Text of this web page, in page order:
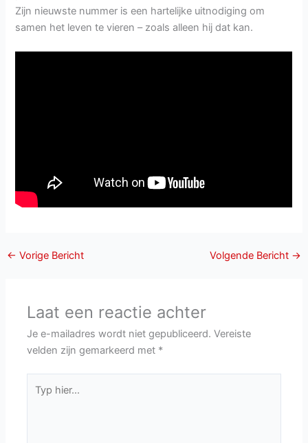
Zijn nieuwste nummer is een hartelijke uitnodiging om
samen het leven te vieren – zoals alleen hij dat kan.
← Vorige Bericht Volgende Bericht →
Laat een reactie achter
Je e-mailadres wordt niet gepubliceerd. Vereiste
velden zijn gemarkeerd met *
hier...